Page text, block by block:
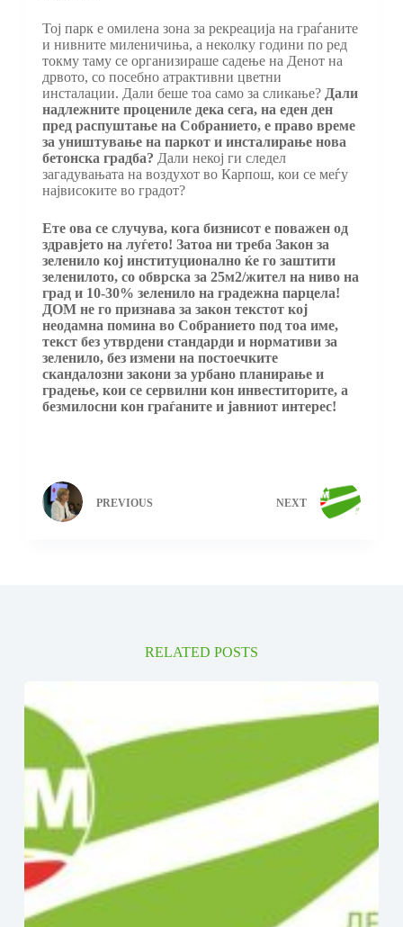
Тој парк е омилена зона за рекреација на граѓаните
и нивните миленичиња, а неколку години по ред
токму таму се организираше садење на Денот на
дрвото, со посебно атрактивни цветни
инсталации. Дали беше тоа само за сликање? Дали
надлежните процениле дека сега, на еден ден
пред распуштање на Собранието, е право време
за уништување на паркот и инсталирање нова
бетонска градба? Дали некој ги следел
загадувањата на воздухот во Карпош, кои се меѓу
највисоките во градот?
Ете ова се случува, кога бизнисот е поважен од
здравјето на луѓето! Затоа ни треба Закон за
зеленило кој институционално ќе го заштити
зеленилото, со обврска за 25м2/жител на ниво на
град и 10-30% зеленило на градежна парцела!
ДОМ не го признава за закон текстот кој
неодамна помина во Собранието под тоа име,
текст без утврдени стандарди и нормативи за
зеленило, без измени на постоечките
скандалозни закони за урбано планирање и
градење, кои се сервилни кон инвеститорите, а
безмилосни кон граѓаните и јавниот интерес!
PREVIOUS NEXT
RELATED POSTS